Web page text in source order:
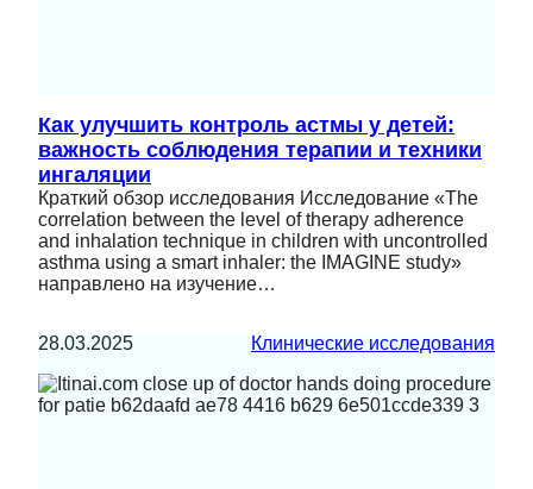
Как улучшить контроль астмы у детей:
важность соблюдения терапии и техники
ингаляции
Краткий обзор исследования Исследование «The
correlation between the level of therapy adherence
and inhalation technique in children with uncontrolled
asthma using a smart inhaler: the IMAGINE study»
направлено на изучение…
28.03.2025 Клинические исследования